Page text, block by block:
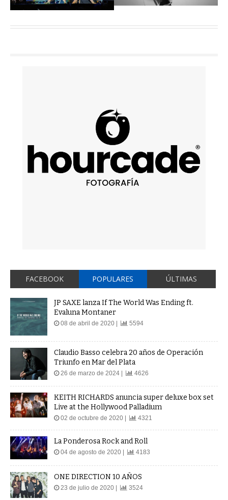
FACEBOOK POPULARES ÚLTIMAS
JP SAXE lanza If The World Was Ending ft.
Evaluna Montaner
08 de abril de 2020 | 5594
Claudio Basso celebra 20 años de Operación
Triunfo en Mar del Plata
26 de marzo de 2024 | 4626
KEITH RICHARDS anuncia super deluxe box set
Live at the Hollywood Palladium
02 de octubre de 2020 | 4321
La Ponderosa Rock and Roll
04 de agosto de 2020 | 4183
ONE DIRECTION 10 AÑOS
23 de julio de 2020 | 3524